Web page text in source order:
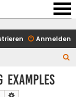
Anmelden
examples